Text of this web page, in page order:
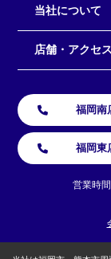
当社について
店舗・アクセス
福岡南
福岡東
営業時